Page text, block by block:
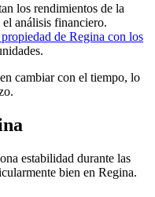
los rendimientos de la
análisis financiero.
de Regina con los
cambiar con el tiempo, lo
estabilidad durante las
bien en Regina.